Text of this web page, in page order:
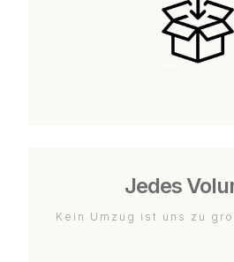
Jedes
Kein Umzug ist uns zu